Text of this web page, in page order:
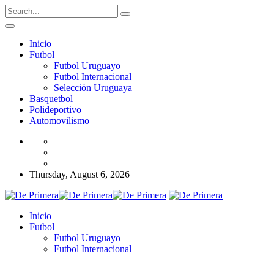
Inicio
Futbol
Futbol Uruguayo
Futbol Internacional
Selección Uruguaya
Basquetbol
Polideportivo
Automovilismo
Thursday, August 6, 2026
Inicio
Futbol
Futbol Uruguayo
Futbol Internacional